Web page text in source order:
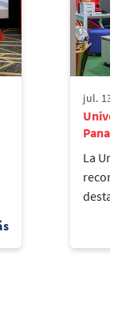
jul. 13,
La